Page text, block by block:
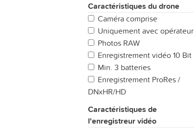
Caractéristiques du drone
Caméra comprise
Uniquement avec opérateur
Photos RAW
Enregistrement vidéo 10 Bit
Min. 3 batteries
Enregistrement ProRes /
DNxHR/HD
Caractéristiques de
l'enregistreur vidéo